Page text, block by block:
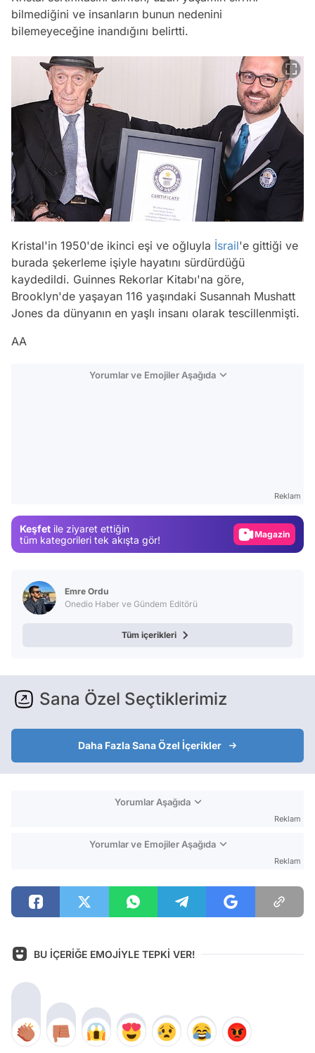
bilmediğini ve insanların bunun nedenini
bilemeyeceğine inandığını belirtti.
Kristal'in 1950'de ikinci eşi ve oğluyla İsrail'e gittiği ve
burada şekerleme işiyle hayatını sürdürdüğü
kaydedildi. Guinnes Rekorlar Kitabı'na göre,
Brooklyn'de yaşayan 116 yaşındaki Susannah Mushatt
Jones da dünyanın en yaşlı insanı olarak tescillenmişti.
AA
Yorumlar ve Emojiler Aşağıda
Reklam
Keşfet ile ziyaret ettiğin
tüm kategorileri tek akışta gör!
Magazin
Emre Ordu
Onedio Haber ve Gündem Editörü
Tüm içerikleri
Sana Özel Seçtiklerimiz
Daha Fazla Sana Özel İçerikler
Yorumlar Aşağıda
Reklam
Yorumlar ve Emojiler Aşağıda
Reklam
BU İÇERİĞE EMOJİYLE TEPKİ VER!